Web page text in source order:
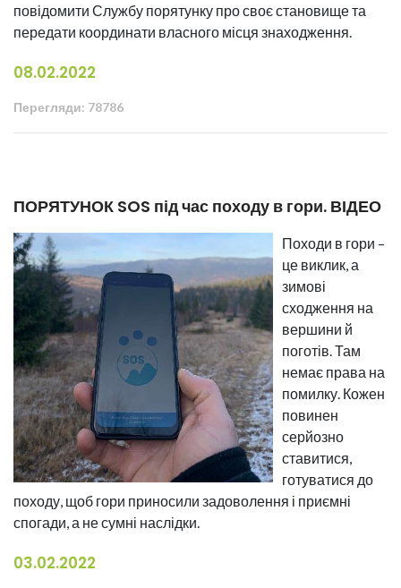
повідомити Службу порятунку про своє становище та
передати координати власного місця знаходження.
08.02.2022
Перегляди: 78786
ПОРЯТУНОК SOS під час походу в гори. ВІДЕО
Походи в гори –
це виклик, а
зимові
сходження на
вершини й
поготів. Там
немає права на
помилку. Кожен
повинен
серйозно
ставитися,
готуватися до
походу, щоб гори приносили задоволення і приємні
спогади, а не сумні наслідки.
03.02.2022